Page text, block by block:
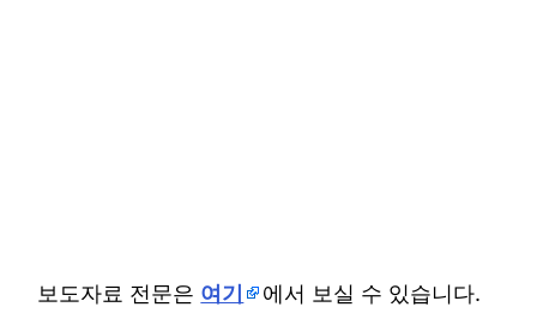
보도자료 전문은 여기
에서 보실 수 있습니다.